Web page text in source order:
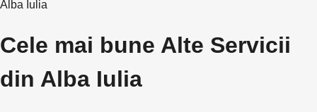
Alba Iulia
Cele mai bune Alte Servicii
din Alba Iulia